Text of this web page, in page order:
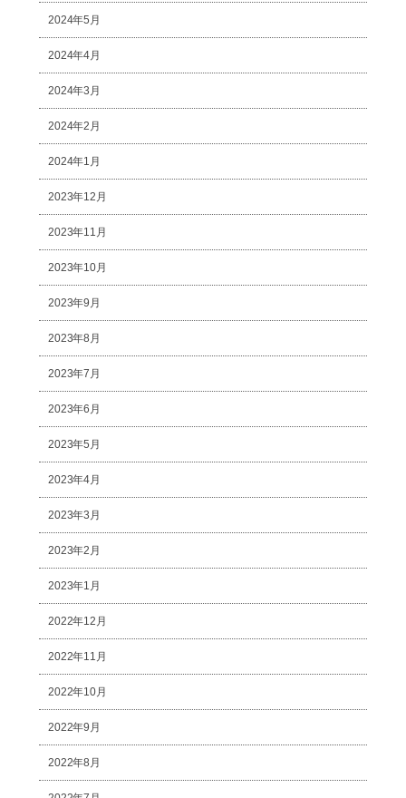
2024年5月
2024年4月
2024年3月
2024年2月
2024年1月
2023年12月
2023年11月
2023年10月
2023年9月
2023年8月
2023年7月
2023年6月
2023年5月
2023年4月
2023年3月
2023年2月
2023年1月
2022年12月
2022年11月
2022年10月
2022年9月
2022年8月